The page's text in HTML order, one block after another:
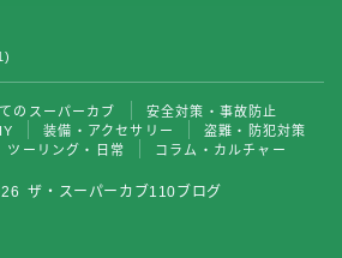
のスーパーカブ
安全対策・事故防止
装備・アクセサリー
盗難・防犯対策
ツーリング・日常 コラム・カルチャー
ザ・スーパーカブ110ブログ